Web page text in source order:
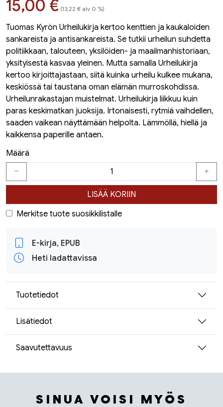
Hinta nyt
15,00 € (13,22 € alv 0 %)
Tuomas Kyrön Urheilukirja kertoo kenttien ja kaukaloiden
sankareista ja antisankareista. Se tutkii urheilun suhdetta
politiikkaan, talouteen, yksilöiden- ja maailmanhistoriaan,
yksityisestä kasvaa yleinen. Mutta samalla Urheilukirja
kertoo kirjoittajastaan, siitä kuinka urheilu kulkee mukana,
keskiössä tai taustana oman elämän murroskohdissa.
Urheilunrakastajan muistelmat. Urheilukirja liikkuu kuin
paras keskimatkan juoksija. Irtonaisesti, rytmiä vaihdellen,
saaden vaikean näyttämään helpolta. Lämmöllä, hiellä ja
kaikkensa paperille antaen.
Määrä
LISÄÄ KORIIN
Merkitse tuote suosikkilistalle
E-kirja, EPUB
Heti ladattavissa
Tuotetiedot
Lisätiedot
Saavutettavuus
SINUA VOISI MYÖS